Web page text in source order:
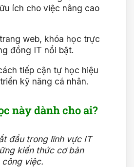
ích cho việc nâng cao
web, khóa học trực
đồng IT nổi bật.
tiếp cận tự học hiệu
kỹ năng cá nhân.
này dành cho ai?
đầu trong lĩnh vực IT
kiến thức cơ bản
việc.